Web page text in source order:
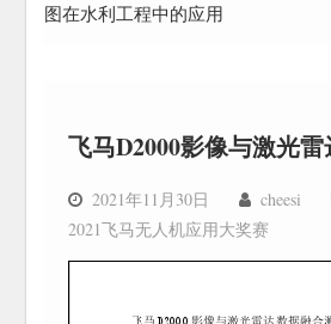
图在水利工程中的应用
2021年11月30日 cheesi
2021飞马无人机应用大奖赛